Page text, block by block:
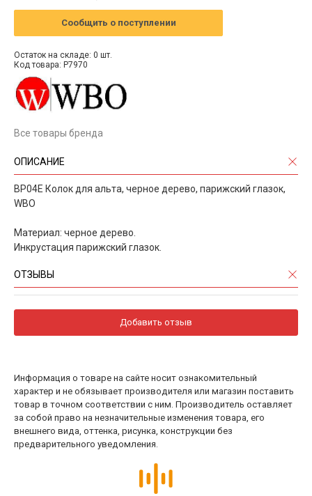
Сообщить о поступлении
Остаток на складе: 0 шт.
Код товара: P7970
Все товары бренда
ОПИСАНИЕ
BP04E Колок для альта, черное дерево, парижский глазок,
WBO
Материал: черное дерево.
Инкрустация парижский глазок.
ОТЗЫВЫ
Добавить отзыв
Информация о товаре на сайте носит ознакомительный
характер и не обязывает производителя или магазин поставить
товар в точном соответствии с ним. Производитель оставляет
за собой право на незначительные изменения товара, его
внешнего вида, оттенка, рисунка, конструкции без
предварительного уведомления.